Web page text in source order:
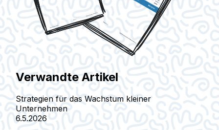
Verwandte Artikel
Strategien für das Wachstum kleiner
Unternehmen
6.5.2026